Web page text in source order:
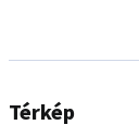
Térkép